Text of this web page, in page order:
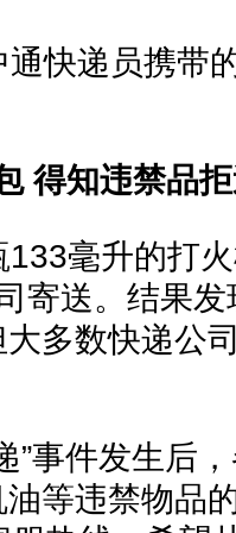
快递员携带
得知违禁品
毫升的打
寄送。结果
多数快递公
”事件发生后
等违禁物品